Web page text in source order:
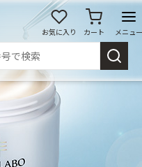
お気に入り カート メニュー
マイページ